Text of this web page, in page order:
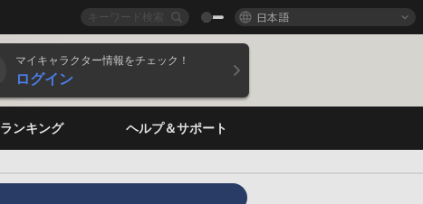
日本語
マイキャラクター情報をチェック！
ログイン
ランキング ヘルプ＆サポート